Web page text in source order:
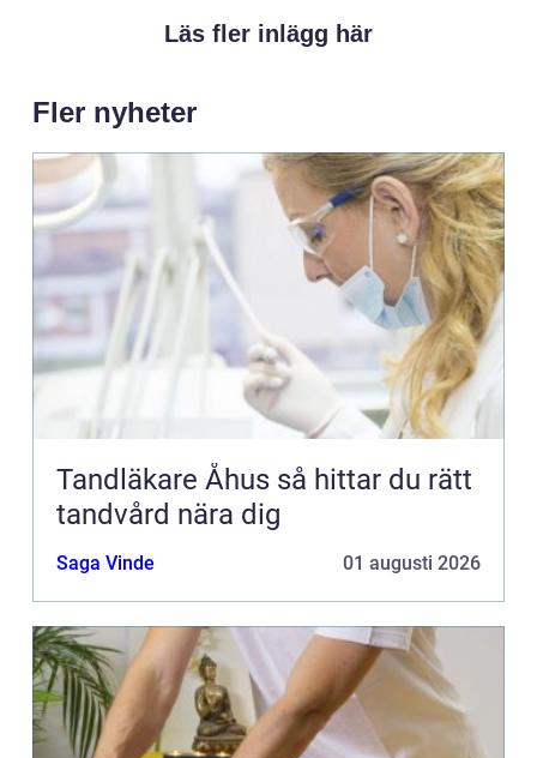
Läs fler inlägg här
Fler nyheter
Tandläkare Åhus så hittar du rätt
tandvård nära dig
Saga Vinde 01 augusti 2026